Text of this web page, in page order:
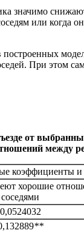
значимо
или когда
При этом
от
между
коэффициенты и
хорошие
соседями
0,0524032
**